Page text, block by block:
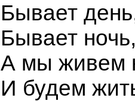
Бывает
Бывает
А мы живем
И будем